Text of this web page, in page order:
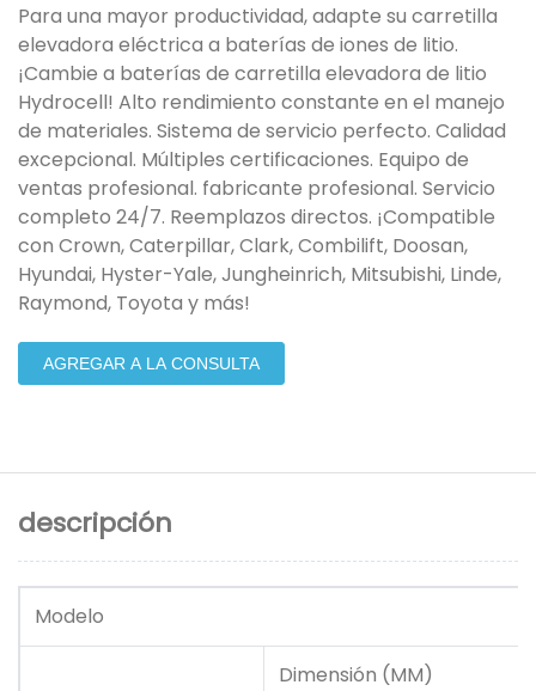
Para una mayor productividad, adapte su carretilla
elevadora eléctrica a baterías de iones de litio.
¡Cambie a baterías de carretilla elevadora de litio
Hydrocell! Alto rendimiento constante en el manejo
de materiales. Sistema de servicio perfecto. Calidad
excepcional. Múltiples certificaciones. Equipo de
ventas profesional. fabricante profesional. Servicio
completo 24/7. Reemplazos directos. ¡Compatible
con Crown, Caterpillar, Clark, Combilift, Doosan,
Hyundai, Hyster-Yale, Jungheinrich, Mitsubishi, Linde,
Raymond, Toyota y más!
AGREGAR A LA CONSULTA
descripción
Modelo
Dimensión (MM)